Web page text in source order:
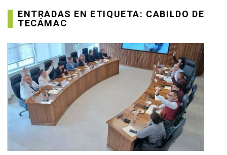
ENTRADAS EN ETIQUETA: CABILDO DE
TECÁMAC